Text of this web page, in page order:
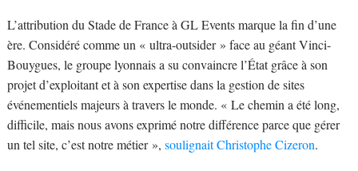
L’attribution du Stade de France à GL Events marque la fin d’une
ère. Considéré comme un « ultra-outsider » face au géant Vinci-
Bouygues, le groupe lyonnais a su convaincre l’État grâce à son
projet d’exploitant et à son expertise dans la gestion de sites
événementiels majeurs à travers le monde. « Le chemin a été long,
difficile, mais nous avons exprimé notre différence parce que gérer
un tel site, c’est notre métier », soulignait Christophe Cizeron.